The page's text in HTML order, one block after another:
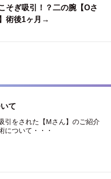
そぎ吸引！？二の腕【Oさ
術後1ヶ月→
て
引をされた【Mさん】のご紹介
について・・・